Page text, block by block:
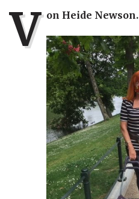
V on Heide Newson.